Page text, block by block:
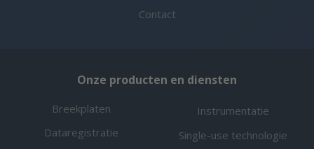
Contact
Onze producten en diensten
Breekplaten
Dataregistratie
Instrumentatie
Single-use technologie